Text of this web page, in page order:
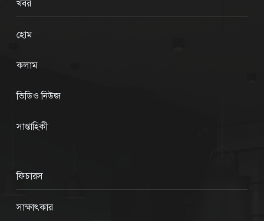
খবর
হোম
কলাম
ভিডিও নিউজ
সাপ্তাহিকী
ফিচারস
সাক্ষাৎকার